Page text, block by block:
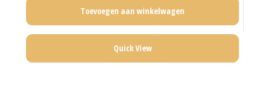
Toevoegen aan winkelwagen
Quick View